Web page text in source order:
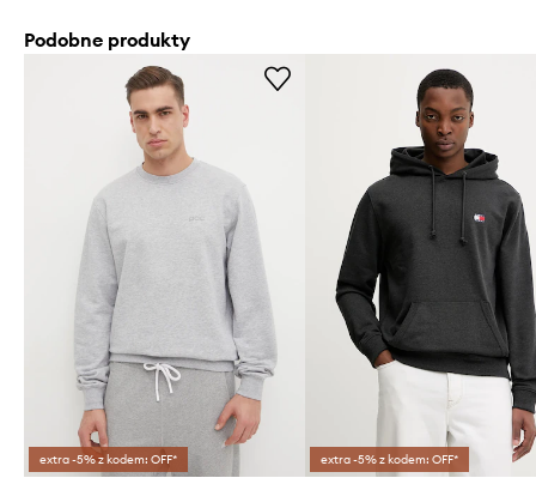
Podobne produkty
extra -5% z kodem: OFF* extra -5% z kodem: OFF*